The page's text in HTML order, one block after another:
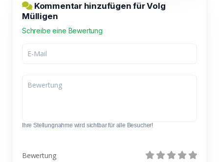
Kommentar hinzufügen für Volg
Mülligen
Schreibe eine Bewertung
Ihre Stellungnahme wird sichtbar für alle Besucher!
Bewertung